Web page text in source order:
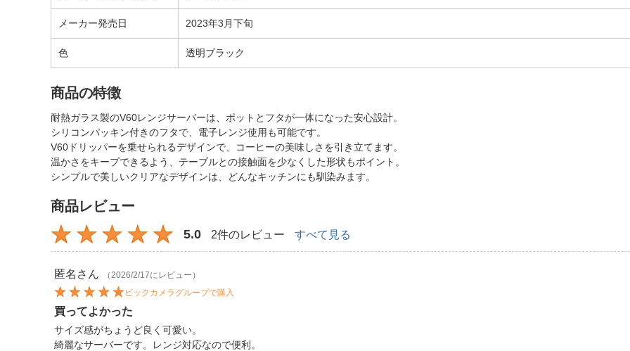
メーカー発売日 2023年3月下旬
色 透明ブラック
商品の特徴
耐熱ガラス製のV60レンジサーバーは、ポットとフタが一体になった安心設計。
シリコンパッキン付きのフタで、電子レンジ使用も可能です。
V60ドリッパーを乗せられるデザインで、コーヒーの美味しさを引き立てます。
温かさをキープできるよう、テーブルとの接触面を少なくした形状もポイント。
シンプルで美しいクリアなデザインは、どんなキッチンにも馴染みます。
商品レビュー
5.0 2件のレビュー すべて見る
匿名 さん
（2026/2/17にレビュー）
ビックカメラグループで購入
買ってよかった
サイズ感がちょうど良く可愛い。
綺麗なサーバーです。レンジ対応なので便利。